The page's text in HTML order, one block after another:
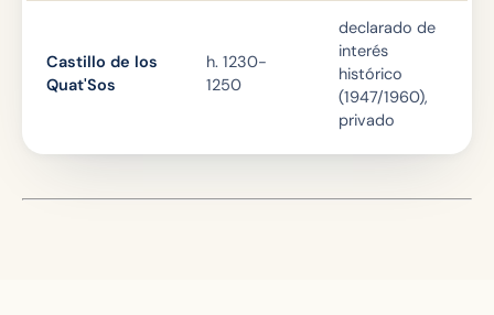
Castillo de los
Quat'Sos
h. 1230-
1250
declarado de
interés
histórico
(1947/1960),
privado